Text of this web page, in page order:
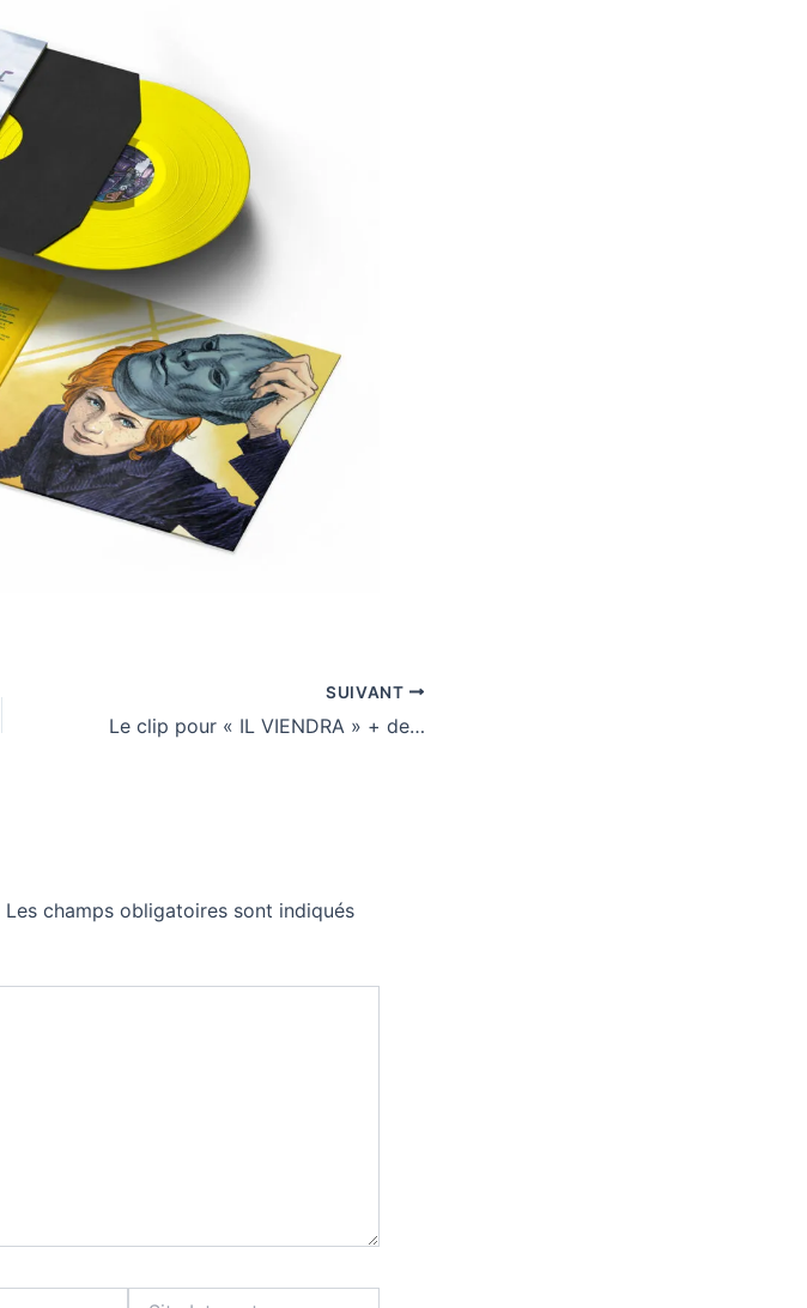
SUIVANT
Le clip pour « IL VIENDRA » + des photos de tournage
Les champs obligatoires sont indiqués